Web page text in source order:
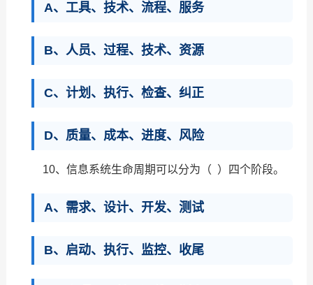
A、工具、技术、流程、服务
B、人员、过程、技术、资源
C、计划、执行、检查、纠正
D、质量、成本、进度、风险
10、信息系统生命周期可以分为（ ）四个阶段。
A、需求、设计、开发、测试
B、启动、执行、监控、收尾